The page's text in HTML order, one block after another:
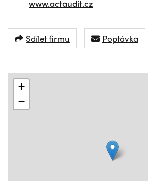
www.actaudit.cz
Sdílet firmu Poptávka
+
−